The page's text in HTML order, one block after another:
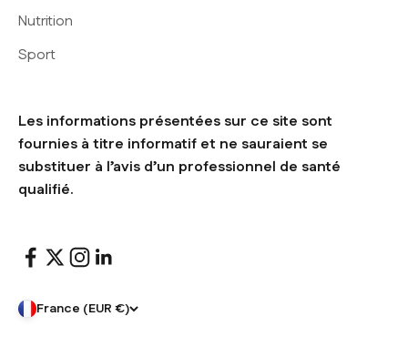
Nutrition
Sport
Les informations présentées sur ce site sont
fournies à titre informatif et ne sauraient se
substituer à l’avis d’un professionnel de santé
qualifié.
France (EUR €)